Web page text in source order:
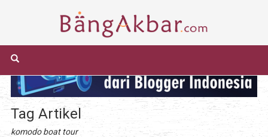
Tag Artikel
komodo boat tour